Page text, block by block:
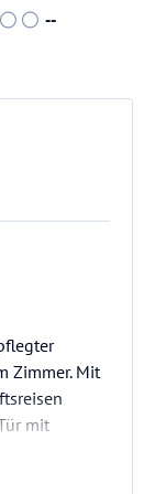
--
Zimmer. Mit
mit